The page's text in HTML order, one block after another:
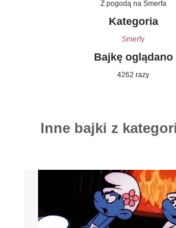
Z pogodą na Smerfa
Kategoria
Smerfy
Bajkę oglądano
4262 razy
Inne bajki z